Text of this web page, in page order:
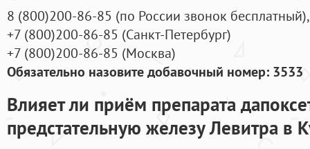
8 (800)200-86-85 (по России звонок бесплатный),
+7 (800)200-86-85 (Санкт-Петербург)
+7 (800)200-86-85 (Москва)
Обязательно назовите добавочный номер: 3533
Влияет ли приём препарата
предстательную железу Левитра в